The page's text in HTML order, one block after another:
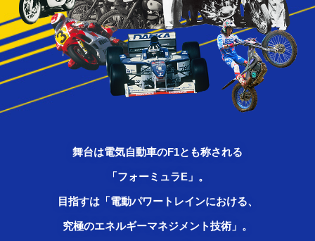
舞台は電気自動車のF1とも称される
「フォーミュラE」。
目指すは「電動パワートレインにおける、
究極のエネルギーマネジメント技術」。